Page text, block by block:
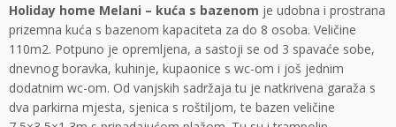
Holiday home Melani – kuća s bazenom je udobna i prostrana
prizemna kuća s bazenom kapaciteta za do 8 osoba. Veličine
110m2. Potpuno je opremljena, a sastoji se od 3 spavaće sobe,
dnevnog boravka, kuhinje, kupaonice s wc-om i još jednim
dodatnim wc-om. Od vanjskih sadržaja tu je natkrivena garaža s
dva parkirna mjesta, sjenica s roštiljom, te bazen veličine